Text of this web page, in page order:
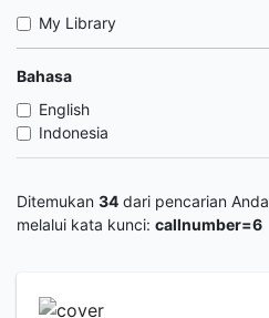
My Library
Bahasa
English
Indonesia
Ditemukan 34 dari pencarian Anda
melalui kata kunci: callnumber=6